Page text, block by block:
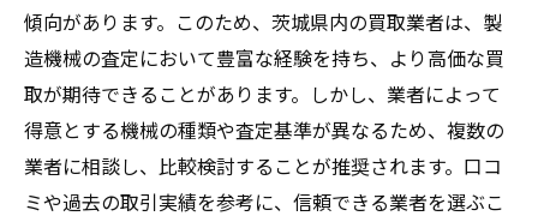
傾向があります。このため、茨城県内の買取業者は、製
造機械の査定において豊富な経験を持ち、より高価な買
取が期待できることがあります。しかし、業者によって
得意とする機械の種類や査定基準が異なるため、複数の
業者に相談し、比較検討することが推奨されます。口コ
ミや過去の取引実績を参考に、信頼できる業者を選ぶこ